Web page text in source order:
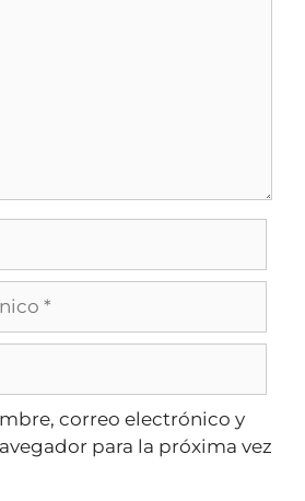
correo electrónico y
para la próxima vez